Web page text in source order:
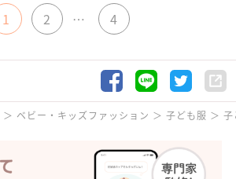
1 2 … 4
ベビー・キッズファッション 子ども服 子